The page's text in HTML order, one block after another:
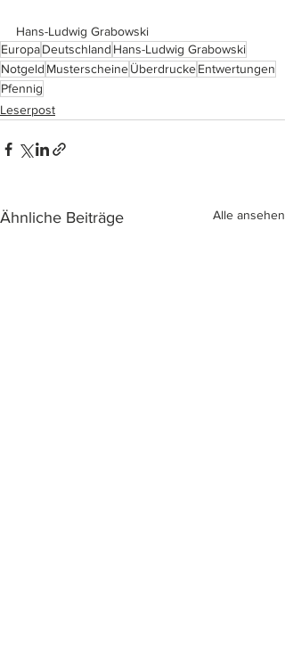
Hans-Ludwig Grabowski
EuropaDeutschland Hans-Ludwig Grabowski
Notgeld MusterscheineÜberdruckeEntwertungen
Pfennig
Leserpost
Ähnliche Beiträge Alle ansehen